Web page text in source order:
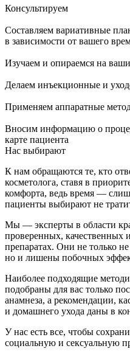
Консультируем
Составляем вариативные
в зависимости от вашего
Изучаем и опираемся на
Делаем инъекционные и
Применяем аппаратные
Вносим информацию о
карте пациента
Нас выбирают
К нам обращаются те, кто
косметолога, ставя в
комфорта, ведь время —
пациенты выбирают не
Мы — эксперты в области
проверенных, качественных и
препаратах. Они не только
но и лишены побочных
Наиболее подходящие
подобраны для вас только
анамнеза, а рекомендации,
и домашнего ухода даны в
У нас есть все, чтобы
социальную и сексуальную